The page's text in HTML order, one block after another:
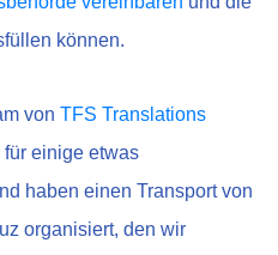
können.
von TFS Translations
einige etwas
haben einen Transport von
organisiert, den wir